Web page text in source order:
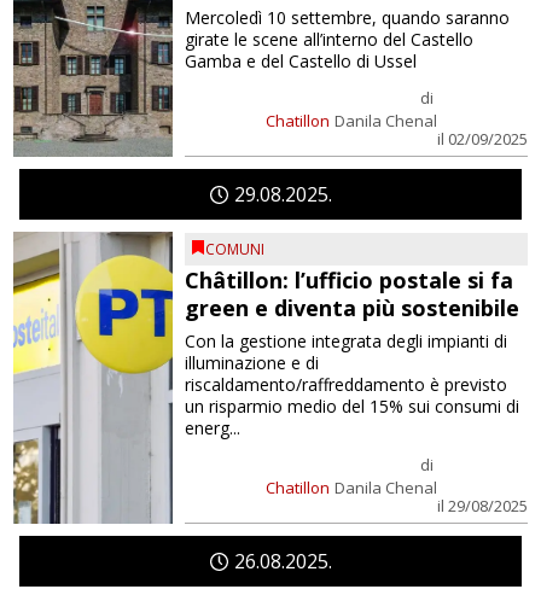
Chatillon
di
Danila Chenal
il 02/09/2025
Mercoledì 10 settembre, quando saranno
girate le scene all’interno del Castello
Gamba e del Castello di Ussel
2908 2025
COMUNI
Châtillon: l’ufficio postale si fa
green e diventa più sostenibile
Chatillon
di
Danila Chenal
il 29/08/2025
Con la gestione integrata degli impianti di
illuminazione e di
riscaldamento/raffreddamento è previsto
un risparmio medio del 15% sui consumi di
energ...
2608 2025